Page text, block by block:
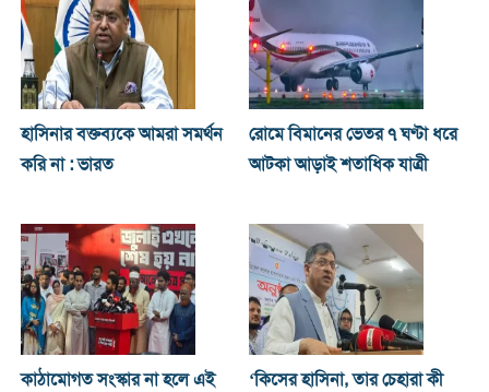
হাসিনার বক্তব্যকে আমরা সমর্থন
করি না : ভারত
রোমে বিমানের ভেতর ৭ ঘণ্টা ধরে
আটকা আড়াই শতাধিক যাত্রী
কাঠামোগত সংস্কার না হলে এই
‘কিসের হাসিনা, তার চেহারা কী